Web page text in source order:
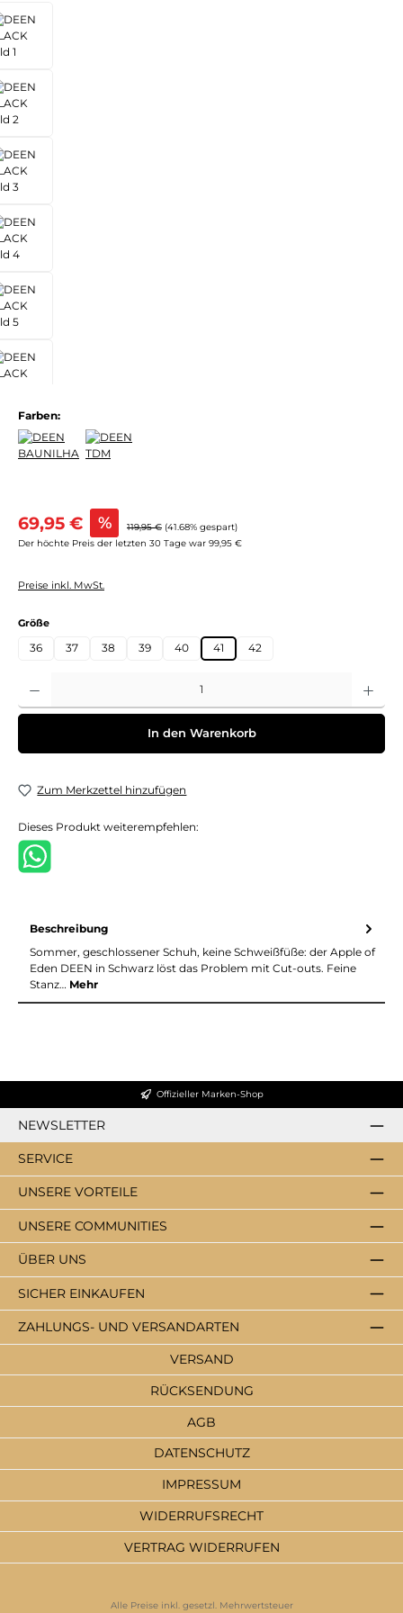
Farben:
Verkaufspreis:
69,95 € % Regulärer Preis:
119,95 € (41.68% gespart)
Der höchte Preis der letzten 30 Tage war 99,95 €
Preise inkl. MwSt.
Größeauswählen
36 37 38 39 40 41 42
In den Warenkorb
Zum Merkzettel hinzufügen
Dieses Produkt weiterempfehlen:
Beschreibung
Sommer, geschlossener Schuh, keine Schweißfüße: der Apple of
Eden DEEN in Schwarz löst das Problem mit Cut-outs. Feine
Stanz… Mehr
Offizieller Marken-Shop
NEWSLETTER
SERVICE
ZAHLUNGS- UND VERSANDARTEN
ÜBER UNS
SICHER EINKAUFEN
UNSERE VORTEILE
UNSERE COMMUNITIES
VERSAND
RÜCKSENDUNG
AGB
DATENSCHUTZ
IMPRESSUM
WIDERRUFSRECHT
VERTRAG WIDERRUFEN
Alle Preise inkl. gesetzl. Mehrwertsteuer